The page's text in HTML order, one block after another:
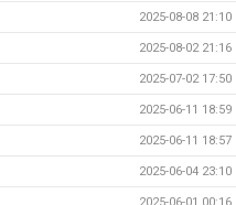
2025-08-08 21:10
2025-08-02 21:16
2025-07-02 17:50
2025-06-11 18:59
2025-06-11 18:57
2025-06-04 23:10